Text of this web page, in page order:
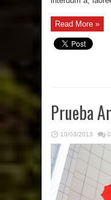
Read More »
Prueba
10/03/2013 0